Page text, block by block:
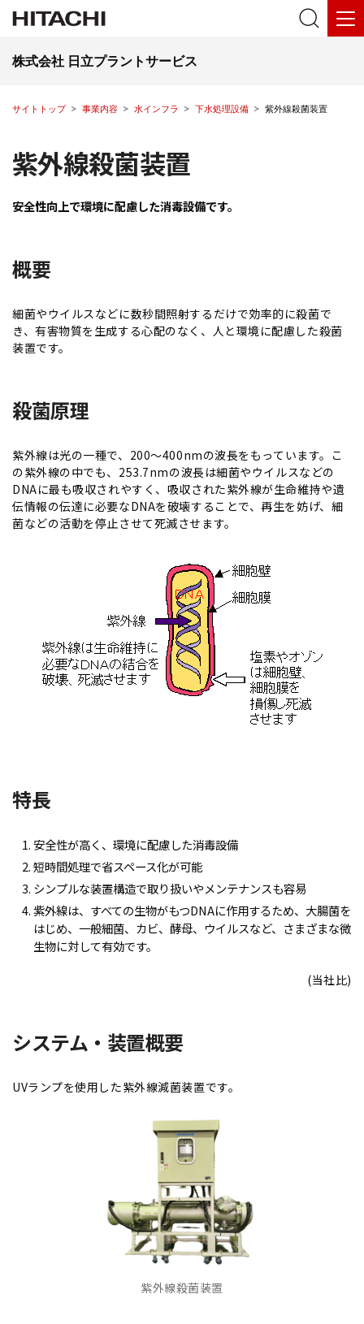
株式会社 日立プラントサービス
サイトトップ 事業内容 水インフラ 下水処理設備 紫外線殺菌装置
紫外線殺菌装置
安全性向上で環境に配慮した消毒設備です。
概要
細菌やウイルスなどに数秒間照射するだけで効率的に殺菌で
き、有害物質を生成する心配のなく、人と環境に配慮した殺菌
装置です。
殺菌原理
紫外線は光の一種で、200～400nmの波長をもっています。こ
の紫外線の中でも、253.7nmの波長は細菌やウイルスなどの
DNAに最も吸収されやすく、吸収された紫外線が生命維持
伝情報の伝達に必要なDNAを破壊することで、再生を妨げ、細
菌などの活動を停止させて死滅させます。
特長
安全性が高く、環境に配慮した消毒設備
短時間処理で省スペース化が可能
シンプルな装置構造で取り扱いやメンテナンスも容易
紫外線は、すべての生物がもつDNAに作用するため、大腸菌を
はじめ、一般細菌、カビ、酵母、ウイルスなど、さまざまな微
生物に対して有効です。
(当社比)
システム・装置概要
UVランプを使用した紫外線減菌装置です。
紫外線殺菌装置